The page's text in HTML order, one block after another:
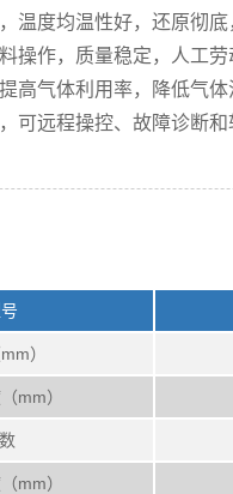
温度均温性好，还原彻
操作，质量稳定，人工
高气体利用率，降低气体
可远程操控、故障诊断
）
mm）
mm）